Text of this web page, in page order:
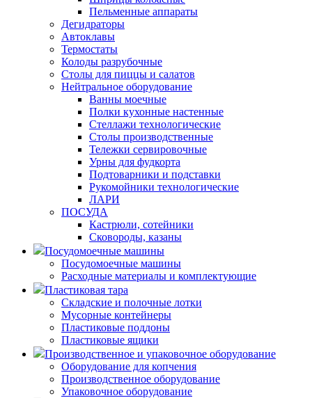
Пельменные аппараты
Дегидраторы
Автоклавы
Термостаты
Колоды разрубочные
Столы для пиццы и салатов
Нейтральное оборудование
Ванны моечные
Полки кухонные настенные
Стеллажи технологические
Столы производственные
Тележки сервировочные
Урны для фудкорта
Подтоварники и подставки
Рукомойники технологические
ЛАРИ
ПОСУДА
Кастрюли, сотейники
Сковороды, казаны
Посудомоечные машины
Посудомоечные машины
Расходные материалы и комплектующие
Пластиковая тара
Складские и полочные лотки
Мусорные контейнеры
Пластиковые поддоны
Пластиковые ящики
Производственное и упаковочное оборудование
Оборудование для копчения
Производственное оборудование
Упаковочное оборудование